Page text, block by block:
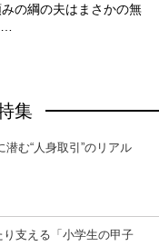
の綱の夫はまさかの無
集
む“人身取引”のリアル
支える「小学生の甲子